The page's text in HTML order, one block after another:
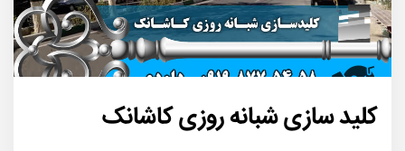
کلید سازی شبانه روزی کاشانک